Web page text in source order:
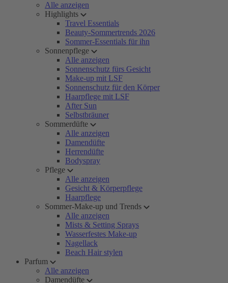
Alle anzeigen
Highlights
Travel Essentials
Beauty-Sommertrends 2026
Sommer-Essentials für ihn
Sonnenpflege
Alle anzeigen
Sonnenschutz fürs Gesicht
Make-up mit LSF
Sonnenschutz für den Körper
Haarpflege mit LSF
After Sun
Selbstbräuner
Sommerdüfte
Alle anzeigen
Damendüfte
Herrendüfte
Bodyspray
Pflege
Alle anzeigen
Gesicht & Körperpflege
Haarpflege
Sommer-Make-up und Trends
Alle anzeigen
Mists & Setting Sprays
Wasserfestes Make-up
Nagellack
Beach Hair stylen
Parfum
Alle anzeigen
Damendüfte